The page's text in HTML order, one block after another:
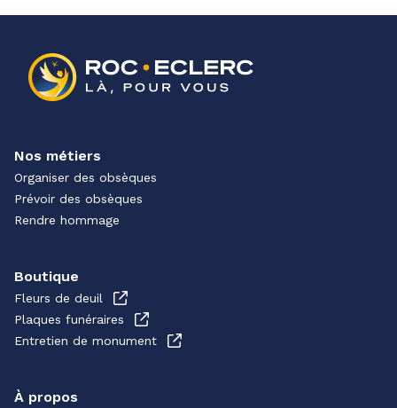
Nos métiers
Organiser des obsèques
Prévoir des obsèques
Rendre hommage
Boutique
Fleurs de deuil
Plaques funéraires
Entretien de monument
À propos